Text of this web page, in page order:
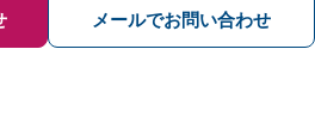
メールでお問い合わせ